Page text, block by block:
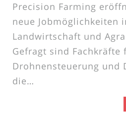
Precision Farming
neue Jobmöglichkeiten
Landwirtschaft und
Gefragt sind Fachkräfte
Drohnensteuerung und
die…